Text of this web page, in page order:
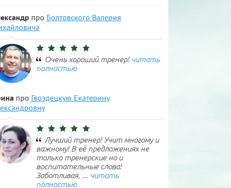
про Болтовского Валерия
Очень хороший тренер! читать
полностью
про Гвоздецкую Екатерину
Лучший тренер! Учит многому и
важному! В её предложениях не
только тренерские но и
воспитательные слова!
Заботливая, ... читать
полностью